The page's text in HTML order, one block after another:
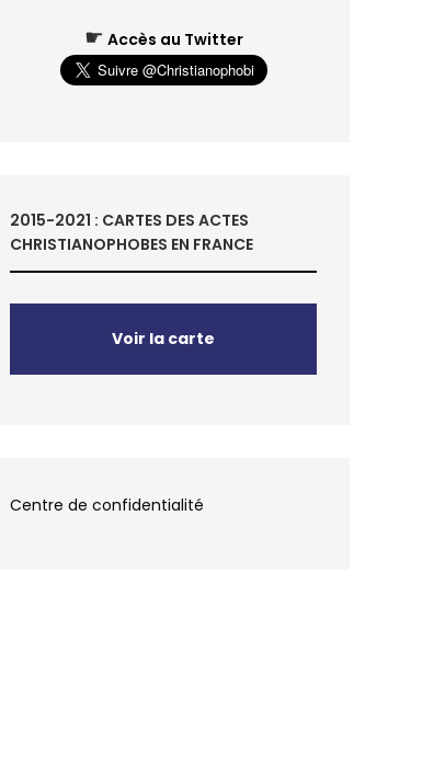
☛ Accès au Twitter
2015-2021 : CARTES DES ACTES
CHRISTIANOPHOBES EN FRANCE
Voir la carte
Centre de confidentialité